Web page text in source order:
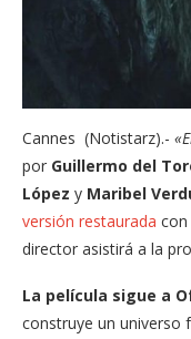
Cannes (Notistarz).-
por Guillermo del
López y Maribel
versión restaurada con
director asistirá a la
La película sigue a
construye un universo